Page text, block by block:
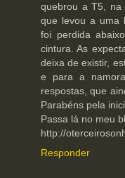
quebrou a T5, na
que levou a uma
foi perdida
cintura. As
deixa de existir,
e para a
respostas, que
Parabéns pela
Passa lá no meu
http://
Responder